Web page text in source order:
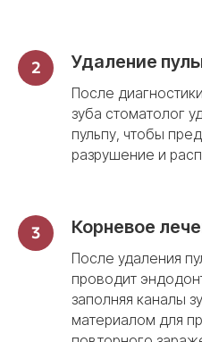
Удаление
После
зуба стоматолог
пульпу, чтобы
разрушение и
Корневое
После удаления
проводит
заполняя каналы
материалом для